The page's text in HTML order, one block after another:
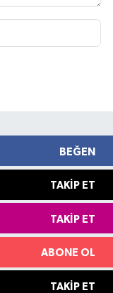
BEĞEN
TAKIP ET
TAKIP ET
ABONE OL
TAKIP ET